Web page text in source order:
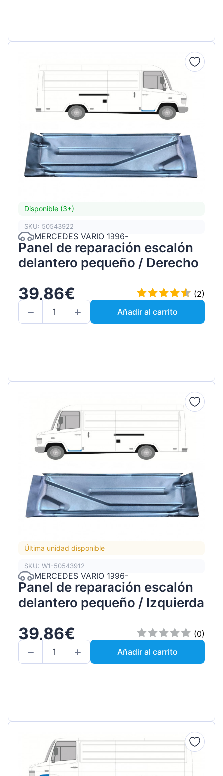
Disponible (3+)
SKU: 50543922
MERCEDES VARIO 1996-
Panel de reparación escalón
delantero pequeño / Derecho
39,86€
(2)
Añadir al carrito
Última unidad disponible
SKU: W1-50543912
MERCEDES VARIO 1996-
Panel de reparación escalón
delantero pequeño / Izquierda
39,86€
(0)
Añadir al carrito